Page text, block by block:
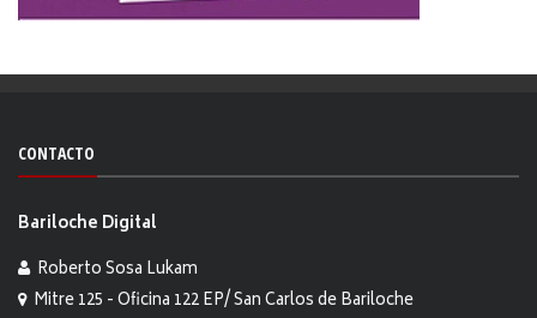
CONTACTO
Bariloche Digital
Roberto Sosa Lukam
Mitre 125 - Oficina 122 EP/ San Carlos de Bariloche